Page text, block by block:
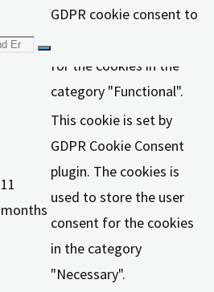
months
GDPR cookie consent to
for the cookies in the
category "Functional".
11
months
This cookie is set by
GDPR Cookie Consent
plugin. The cookies is
used to store the user
consent for the cookies
in the category
"Necessary".